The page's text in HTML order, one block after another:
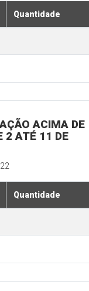
Quantidade
ACIMA DE
2 ATÉ 11 DE
Quantidade